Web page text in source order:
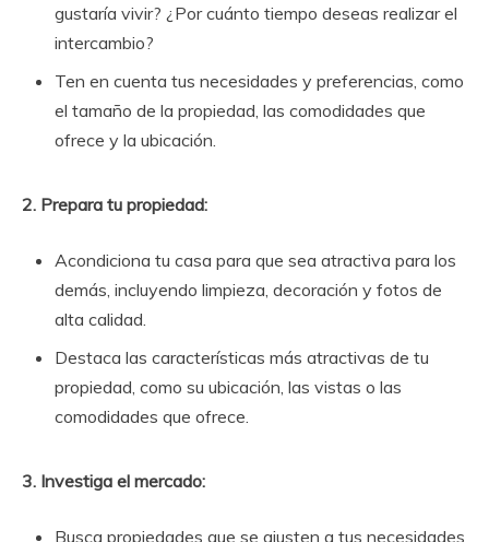
gustaría vivir? ¿Por cuánto tiempo deseas realizar el
intercambio?
Ten en cuenta tus necesidades y preferencias, como
el tamaño de la propiedad, las comodidades que
ofrece y la ubicación.
2. Prepara tu propiedad:
Acondiciona tu casa para que sea atractiva para los
demás, incluyendo limpieza, decoración y fotos de
alta calidad.
Destaca las características más atractivas de tu
propiedad, como su ubicación, las vistas o las
comodidades que ofrece.
3. Investiga el mercado:
Busca propiedades que se ajusten a tus necesidades